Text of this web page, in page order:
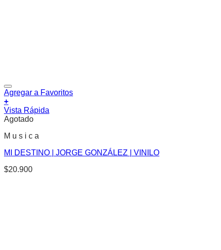
Agregar a Favoritos
+
Vista Rápida
Agotado
M u s i c a
MI DESTINO | JORGE GONZÁLEZ | VINILO
$20.900